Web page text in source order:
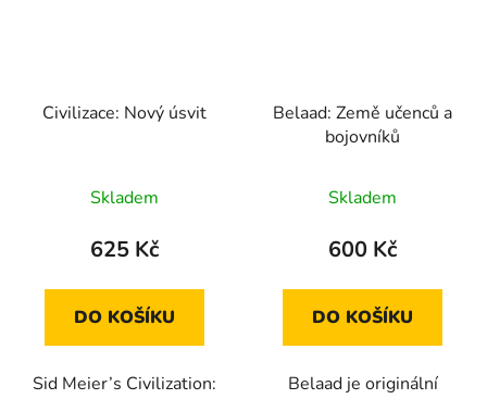
Civilizace: Nový úsvit
Skladem
625 Kč
DO KOŠÍKU
Sid Meier’s Civilization:
Belaad: Země učenců a
bojovníků
Skladem
600 Kč
DO KOŠÍKU
Belaad je originální